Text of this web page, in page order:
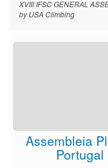
XVIII IFSC GENERAL
by USA Climbing
Assembleia